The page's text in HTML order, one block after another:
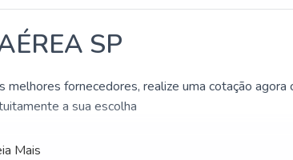
SP
fornecedores, realize uma cotação agora
a sua escolha
Mais